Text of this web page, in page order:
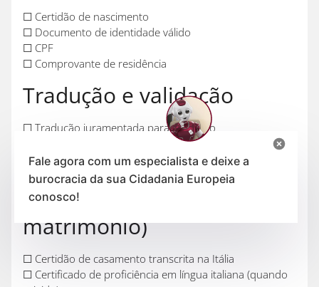
☐ Certidão de nascimento
☐ Documento de identidade válido
☐ CPF
☐ Comprovante de residência
Tradução e validação
☐ Tradução juramentada para o italiano
☐ Apostilamento de Haia nas certidões brasileiras
Documentos adicionais
(para cidadania por
matrimônio)
☐ Certidão de casamento transcrita na Itália
☐ Certificado de proficiência em língua italiana (quando
Fale agora com um especialista e deixe a
burocracia da sua Cidadania Europeia
conosco!